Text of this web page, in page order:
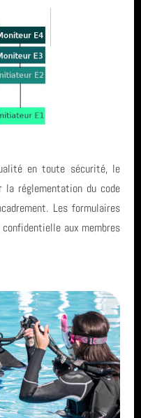
(2)
(3)
(1)
en toute sécurité, le
réglementation du code
Les formulaires
confidentielle aux membres